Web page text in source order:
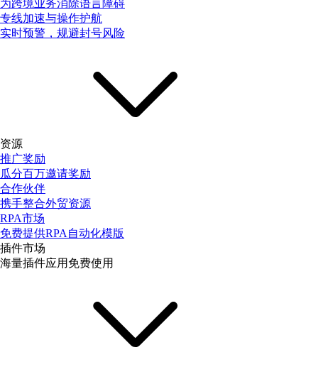
为跨境业务消除语言障碍
专线加速与操作护航
实时预警，规避封号风险
资源
推广奖励
瓜分百万邀请奖励
合作伙伴
携手整合外贸资源
RPA市场
免费提供RPA自动化模版
插件市场
海量插件应用免费使用